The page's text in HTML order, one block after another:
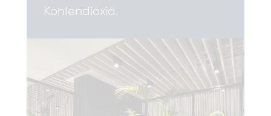
Kohlendioxid.